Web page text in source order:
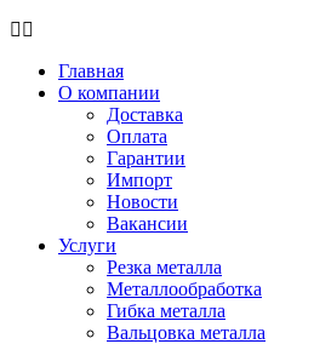
Главная
О компании
Доставка
Оплата
Гарантии
Импорт
Новости
Вакансии
Услуги
Резка металла
Металлообработка
Гибка металла
Вальцовка металла